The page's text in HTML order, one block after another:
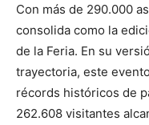
Con más de 290.000
consolida como la
de la Feria. En su
trayectoria, este
récords históricos de
262.608 visitantes